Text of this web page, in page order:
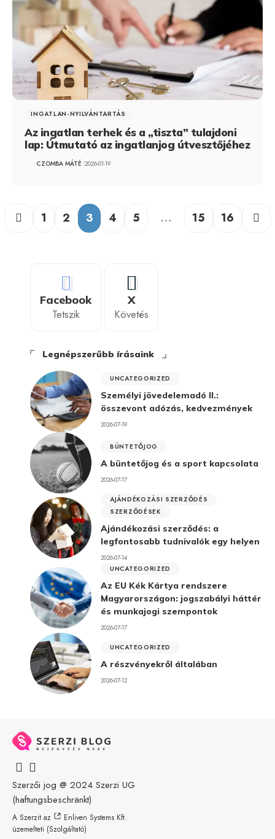
INGATLAN-NYILVÁNTARTÁS
Az ingatlan terhek és a „tiszta” tulajdoni
lap: Útmutató az ingatlanjog útvesztőjéhez
CZOMBA MÁTÉ 2026-01-19
1 2 3 4 5 … 15 16
Facebook
Tetszik
X
Követés
Legnépszerűbb írásaink
UNCATEGORIZED
Személyi jövedelemadó II.:
összevont adózás, kedvezmények
2026-07-19
BÜNTETŐJOG
A büntetőjog és a sport kapcsolata
2026-07-17
AJÁNDÉKOZÁSI SZERZŐDÉS
SZERZŐDÉSEK
Ajándékozási szerződés: a
legfontosabb tudnivalók egy helyen
2026-07-14
UNCATEGORIZED
Az EU Kék Kártya rendszere
Magyarországon: jogszabályi háttér
és munkajogi szempontok
2026-07-17
UNCATEGORIZED
A részvényekről általában
2026-07-12
Szerzői jog @ 2024 Szerzi UG
(haftungsbeschränkt)
A Szerzit az
Enliven Systems Kft.
üzemelteti (Szolgáltató)